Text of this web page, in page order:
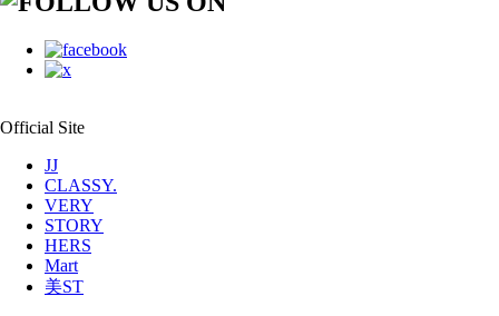
Official Site
JJ
CLASSY.
VERY
STORY
HERS
Mart
美ST